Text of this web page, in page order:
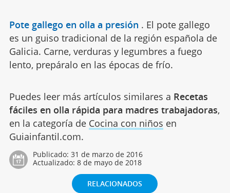
Pote gallego en olla a presión . El pote gallego
es un guiso tradicional de la región española de
Galicia. Carne, verduras y legumbres a fuego
lento, prepáralo en las épocas de frío.
Puedes leer más artículos similares a Recetas
fáciles en olla rápida para madres trabajadoras,
en la categoría de Cocina con niños en
Guiainfantil.com.
Publicado: 31 de marzo de 2016
Actualizado: 8 de mayo de 2018
RELACIONADOS